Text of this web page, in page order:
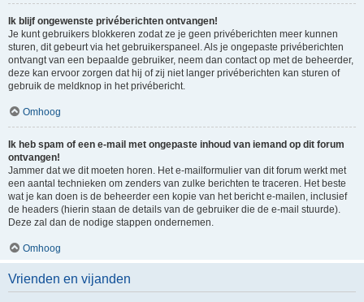
Ik blijf ongewenste privéberichten ontvangen!
Je kunt gebruikers blokkeren zodat ze je geen privéberichten meer kunnen
sturen, dit gebeurt via het gebruikerspaneel. Als je ongepaste privéberichten
ontvangt van een bepaalde gebruiker, neem dan contact op met de beheerder,
deze kan ervoor zorgen dat hij of zij niet langer privéberichten kan sturen of
gebruik de meldknop in het privébericht.
Omhoog
Ik heb spam of een e-mail met ongepaste inhoud van iemand op dit forum
ontvangen!
Jammer dat we dit moeten horen. Het e-mailformulier van dit forum werkt met
een aantal technieken om zenders van zulke berichten te traceren. Het beste
wat je kan doen is de beheerder een kopie van het bericht e-mailen, inclusief
de headers (hierin staan de details van de gebruiker die de e-mail stuurde).
Deze zal dan de nodige stappen ondernemen.
Omhoog
Vrienden en vijanden